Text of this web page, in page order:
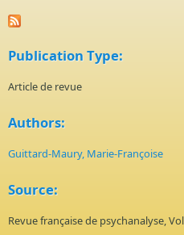
Publication Type:
Article de revue
Authors:
Guittard-Maury, Marie-Françoise
Source:
Revue française de psychanalyse,